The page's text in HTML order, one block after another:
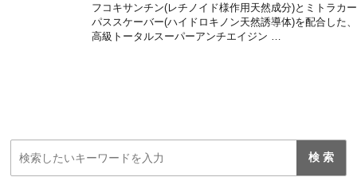
フコキサンチン(レチノイド様作用天然成分)とミトラカー
パススケーバー(ハイドロキノン天然誘導体)を配合した、
高級トータルスーパーアンチエイジン …